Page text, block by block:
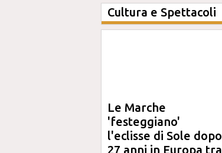
Cultura e Spettacoli
Le Marche
'festeggiano'
l'eclisse di Sole dopo
27 anni in Europa tra